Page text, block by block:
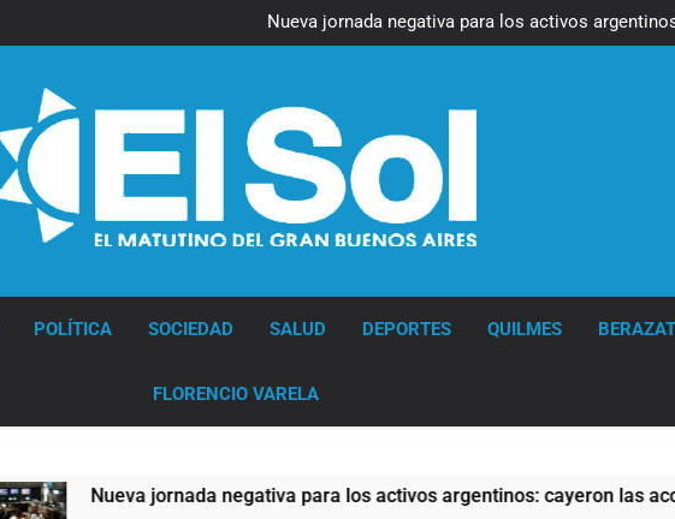
Nueva jornada negativa para los activos
en Wall Street y el riesgo país quedó al
Jorge Macri condenó los disturbios frente al
Nueva jornada negativa para los activos
Jorge Macri condenó los disturbios frente al
Día Internacional de la Cerveza: los
POLÍTICA SOCIEDAD SALUD DEPORTES QUILMES
FLORENCIO VARELA
Nueva jornada negativa para los activos argentinos: cayeron las acciones